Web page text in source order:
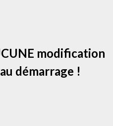
modification
démarrage !